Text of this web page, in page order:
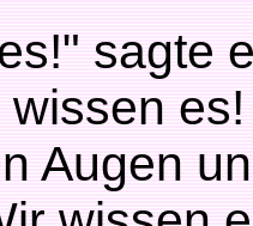
sagte
wissen
Augen